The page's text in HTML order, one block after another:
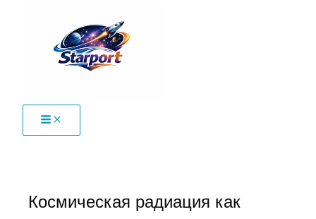
содержимому
Космическая радиация как